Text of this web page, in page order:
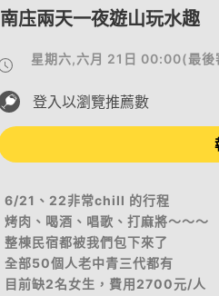
南庒兩天一夜遊山玩水趣
星期六,六月 21日 00:00(最後
登入以瀏覽推薦數
6/21、22非常chill 的行程
烤肉、喝酒、唱歌、打麻將～～～
整棟民宿都被我們包下來了
全部50個人老中青三代都有
目前缺2名女生，費用2700元/人